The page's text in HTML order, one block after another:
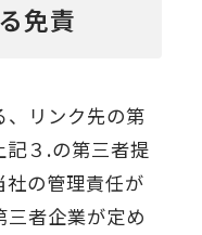
免責
、リンク先の第
記３.の第三者提
の管理責任が
三者企業が定め